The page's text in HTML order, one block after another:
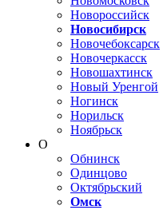
Новороссийск
Новосибирск
Новочебоксарск
Новочеркасск
Новошахтинск
Новый Уренгой
Ногинск
Норильск
Ноябрьск
О
Обнинск
Одинцово
Октябрьский
Омск